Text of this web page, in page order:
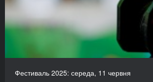
Фестиваль 2025: середа, 11 червня